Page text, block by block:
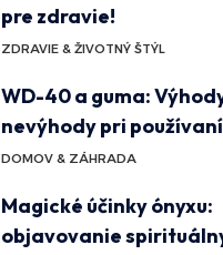
pre zdravie!
ZDRAVIE & ŽIVOTNÝ ŠTÝL
WD-40 a guma:
nevýhody pri používaní
DOMOV & ZÁHRADA
Magické účinky ónyxu:
objavovanie